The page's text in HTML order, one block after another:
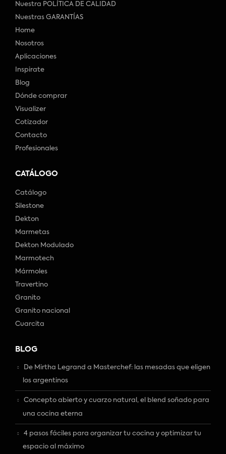
Nuestra POLÍTICA DE CALIDAD
Nuestras GARANTÍAS
Home
Nosotros
Aplicaciones
Inspirate
Blog
Dónde comprar
Visualizer
Cotizador
Contacto
Profesionales
CATÁLOGO
Catálogo
Silestone
Dekton
Marmetas
Dekton Modulado
Marmotech
Mármoles
Travertino
Granito
Granito nacional
Cuarcita
BLOG
De Mirtha Legrand a Masterchef: las mesadas que eligen
los argentinos
Concepto abierto y cuarzo natural, el blend soñado para
una cocina eterna
4 pasos fáciles para organizar tu cocina y optimizar tu
espacio al máximo